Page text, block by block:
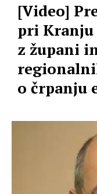
[Video]
pri
z župani
o črpanju